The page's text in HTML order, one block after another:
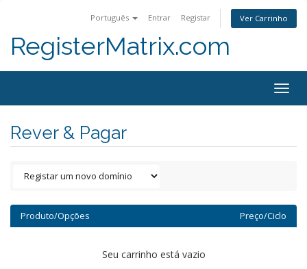
Português Entrar Registar Ver Carrinho
RegisterMatrix.com
Rever & Pagar
Produto/Opções Preço/Ciclo
Seu carrinho está vazio